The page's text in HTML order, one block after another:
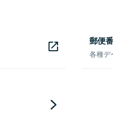
郵便
各種デ